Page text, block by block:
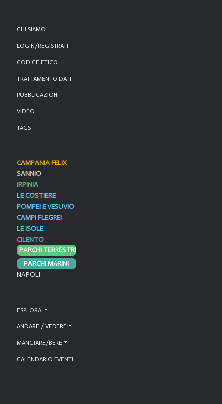
CHI SIAMO
LOGIN/REGISTRATI
CODICE ETICO
TRATTAMENTO DATI
PUBBLICAZIONI
VIDEO
TAGS
CAMPANIA FELIX
SANNIO
IRPINIA
LE COSTIERE
POMPEI E VESUVIO
CAMPI FLEGREI
LE ISOLE
CILENTO
PARCHI TERRESTRI
PARCHI MARINI
NAPOLI
ESPLORA
ANDARE / VEDERE
MANGIARE/BERE
CALENDARIO EVENTI